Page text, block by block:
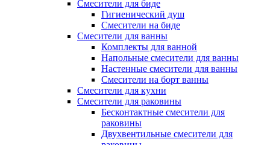
Смесители для биде
Гигиенический душ
Смесители на биде
Смесители для ванны
Комплекты для ванной
Напольные смесители для ванны
Настенные смесители для ванны
Смесители на борт ванны
Смесители для кухни
Смесители для раковины
Бесконтактные смесители для
раковины
Двухвентильные смесители для